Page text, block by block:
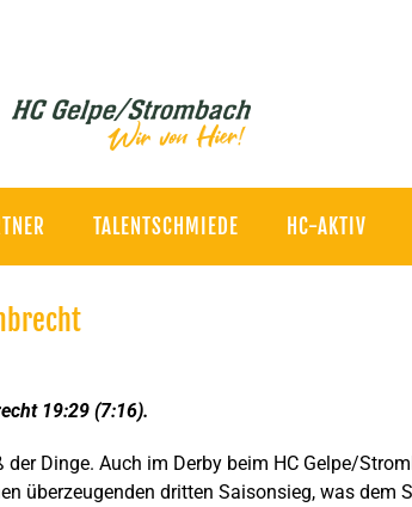
TALENTSCHMIEDE HC-AKTIV
19:29 (7:16).
Dinge. Auch im Derby beim HC Gelpe/
überzeugenden dritten Saisonsieg, was dem